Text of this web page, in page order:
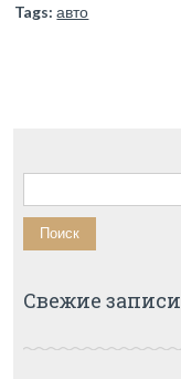
Tags: авто
Найти:
Свежие записи